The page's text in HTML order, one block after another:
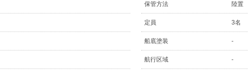
保管方法 陸置
定員 3名
船底塗装 -
航行区域 -